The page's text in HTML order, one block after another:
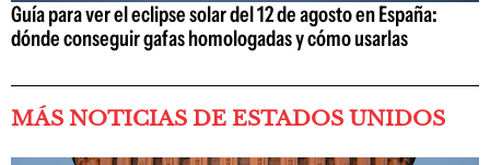
Guía para ver el eclipse solar del 12 de agosto en España:
dónde conseguir gafas homologadas y cómo usarlas
MÁS NOTICIAS DE ESTADOS UNIDOS